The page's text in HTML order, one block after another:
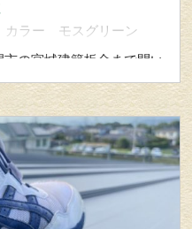
ラー モスグリーン
の宮城建築板金まで問い